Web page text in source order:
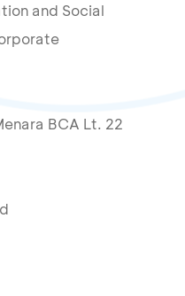
and Social
BCA Lt. 22